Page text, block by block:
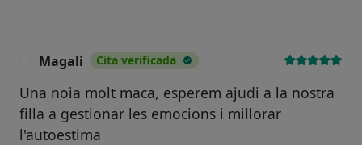
Magali Cita verificada
Una noia molt maca, esperem ajudi a la nostra
filla a gestionar les emocions i millorar
l'autoestima